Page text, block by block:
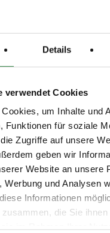
Details
verwendet Cookies
um Inhalte und
Funktionen für soziale
Zugriffe auf unsere
geben wir
Website an unsere
Werbung und Analysen
Informationen
die Sie
Sie Informationen rund
zu den Fragen und
Informationen zur